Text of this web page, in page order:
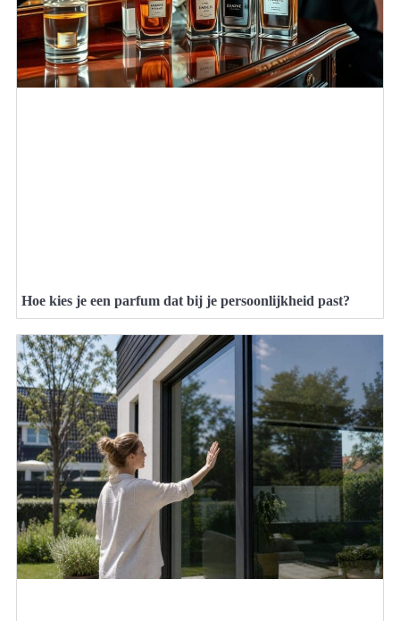
Hoe kies je een parfum dat bij je persoonlijkheid past?